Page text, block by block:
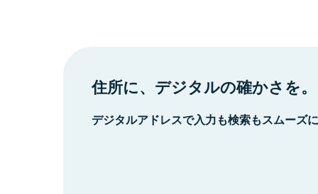
住所に、デジタルの確かさを。
デジタルアドレスで入力も検索もスムーズ